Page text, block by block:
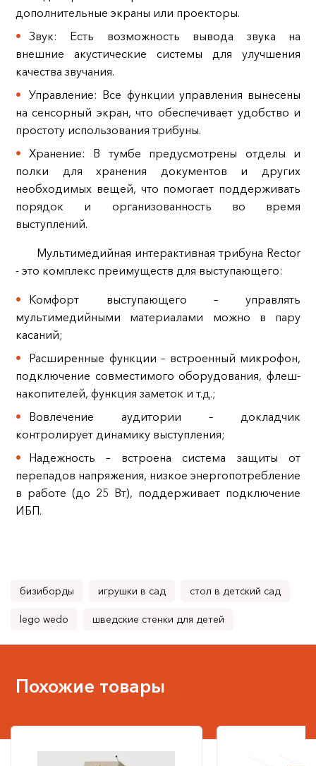
дополнительные экраны или проекторы.
Звук: Есть возможность вывода звука на
внешние акустические системы для улучшения
качества звучания.
Управление: Все функции управления вынесены
на сенсорный экран, что обеспечивает удобство и
простоту использования трибуны.
Хранение: В тумбе предусмотрены отделы и
полки для хранения документов и других
необходимых вещей, что помогает поддерживать
порядок и организованность во время
выступлений.
Мультимедийная интерактивная трибуна Rector
- это комплекс преимуществ для выступающего:
Комфорт выступающего – управлять
мультимедийными материалами можно в пару
касаний;
Расширенные функции – встроенный микрофон,
подключение совместимого оборудования, флеш-
накопителей, функция заметок и т.д.;
Вовлечение аудитории – докладчик
контролирует динамику выступления;
Надежность – встроена система защиты от
перепадов напряжения, низкое энергопотребление
в работе (до 25 Вт), поддерживает подключение
ИБП.
бизиборды игрушки в сад стол в детский сад
lego wedo шведские стенки для детей
Похожие товары